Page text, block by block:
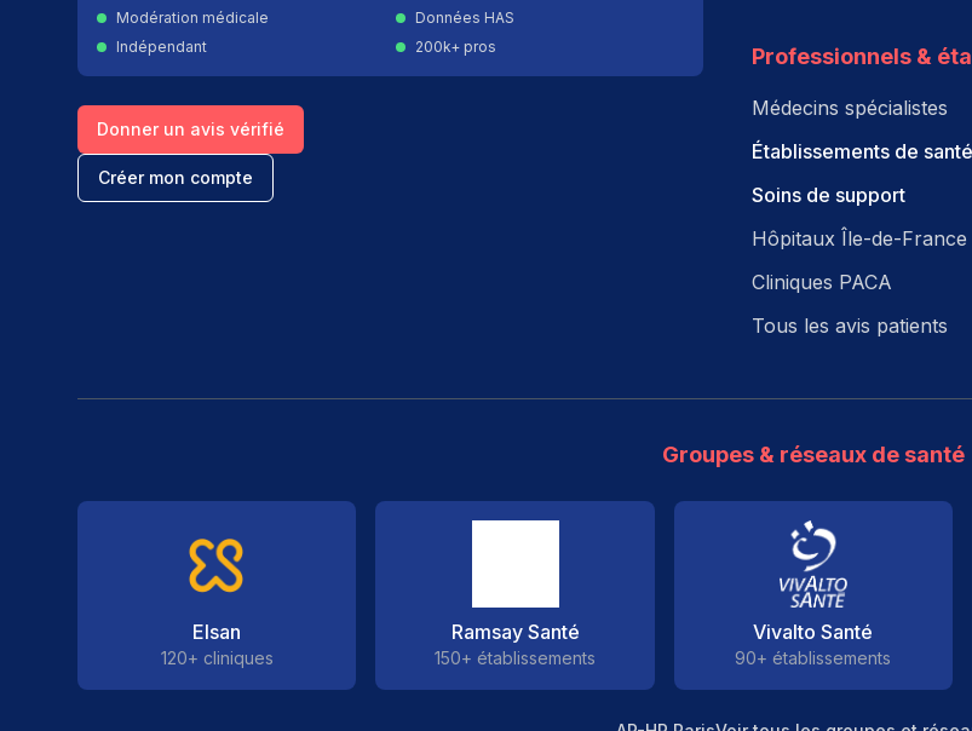
Modération médicale
Données HAS
Indépendant
200k+ pros
Donner un avis vérifié
Créer mon compte
Professionnels &
Médecins spécialistes
Établissements de santé
Soins de support
Hôpitaux Île-de-France
Cliniques PACA
Tous les avis patients
Groupes & réseaux de santé
Elsan
120+ cliniques
Ramsay Santé
150+ établissements
Vivalto Santé
90+ établissements